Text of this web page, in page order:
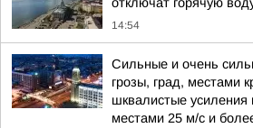
14:54
Сильные и очень
грозы, град, местами
шквалистые усиления
местами 25 м/с и